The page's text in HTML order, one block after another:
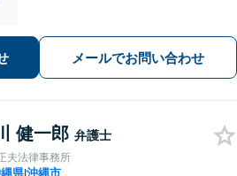
り。家族にバレない整理を実現
メールでお問い合わせ
健一郎 弁護士
夫法律事務所
県|沖縄市